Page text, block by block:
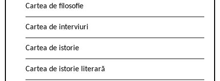
Cartea de filosofie
Cartea de interviuri
Cartea de istorie
Cartea de istorie literară